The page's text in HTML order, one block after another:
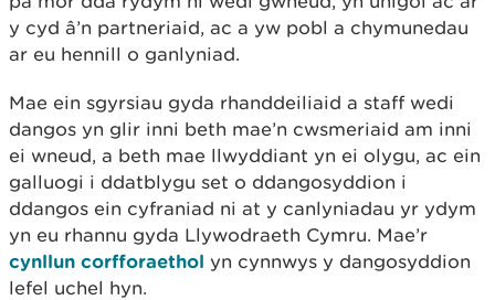
y cyd â’n partneriaid, ac a yw pobl a chymunedau
ar eu hennill o ganlyniad.
Mae ein sgyrsiau gyda rhanddeiliaid a staff wedi
dangos yn glir inni beth mae’n cwsmeriaid am inni
ei wneud, a beth mae llwyddiant yn ei olygu, ac ein
galluogi i ddatblygu set o ddangosyddion i
ddangos ein cyfraniad ni at y canlyniadau yr ydym
yn eu rhannu gyda Llywodraeth Cymru. Mae’r
cynllun corfforaethol yn cynnwys y dangosyddion
lefel uchel hyn.